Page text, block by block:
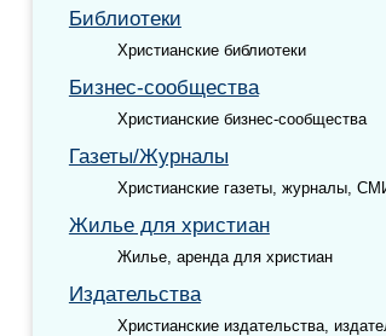
Библиотеки
Христианские библиотеки
Бизнес-сообщества
Христианские бизнес-сообщества
Газеты/Журналы
Христианские газеты, журналы,
Жилье для христиан
Жилье, аренда для христиан
Издательства
Христианские издательства,